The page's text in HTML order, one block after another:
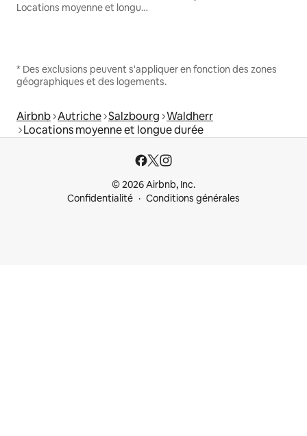
Locations moyenne et longue durée
* Des exclusions peuvent s'appliquer en fonction des zones
géographiques et des logements.
Airbnb Autriche Salzbourg Waldherr
Locations moyenne et longue durée
© 2026 Airbnb, Inc.
Confidentialité
Conditions générales